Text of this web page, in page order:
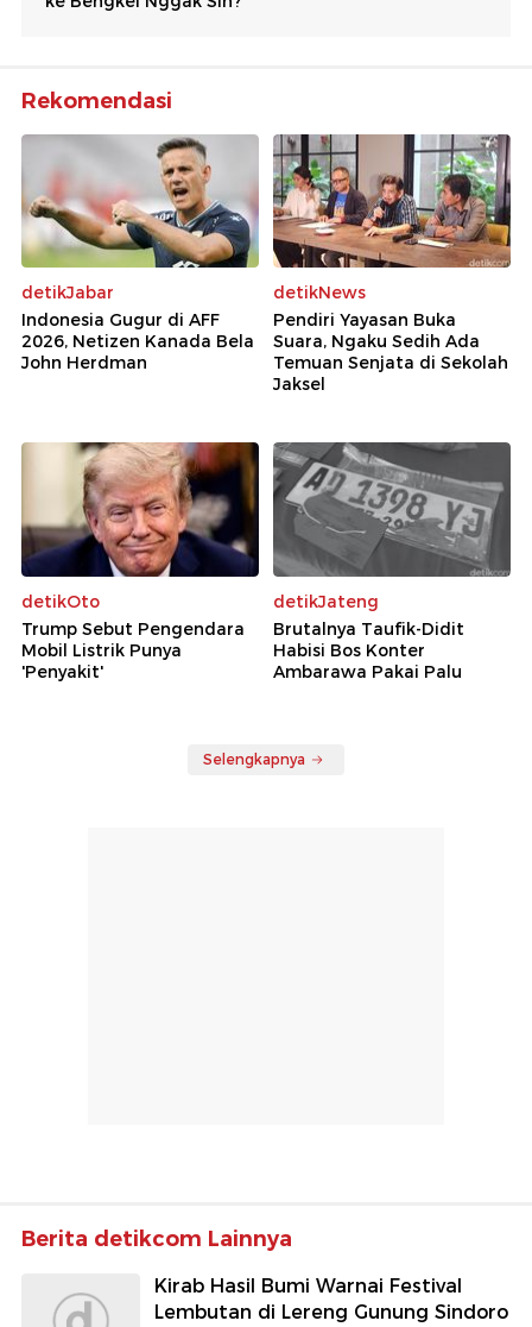
Rekomendasi
detikJabar
Indonesia Gugur di AFF
2026, Netizen Kanada Bela
John Herdman
detikNews
Pendiri Yayasan Buka
Suara, Ngaku Sedih Ada
Temuan Senjata di Sekolah
Jaksel
detikOto
Trump Sebut Pengendara
Mobil Listrik Punya
'Penyakit'
detikJateng
Brutalnya Taufik-Didit
Habisi Bos Konter
Ambarawa Pakai Palu
Selengkapnya
Berita detikcom Lainnya
Kirab Hasil Bumi Warnai Festival
Lembutan di Lereng Gunung Sindoro